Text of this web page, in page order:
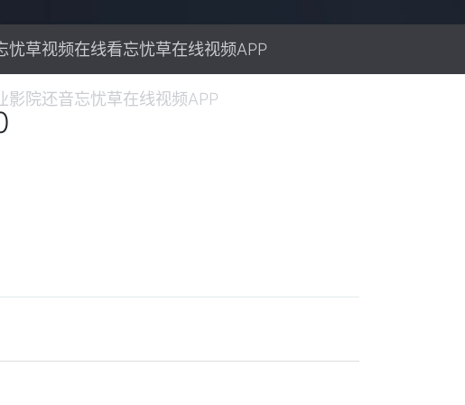
忧草视频在线看忘忧草在线视频APP
影院还音忘忧草在线视频APP